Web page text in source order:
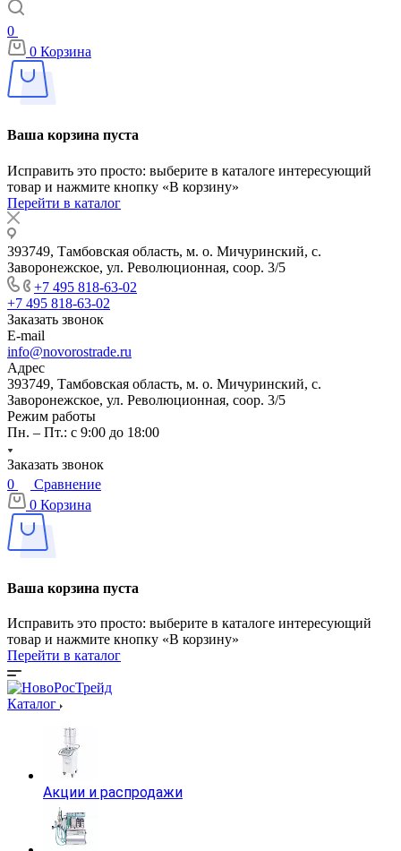
0
0 Корзина
Ваша корзина пуста
Исправить это просто: выберите в каталоге интересующий
товар и нажмите кнопку «В корзину»
Перейти в каталог
393749, Тамбовская область, м. о. Мичуринский, с.
Заворонежское, ул. Революционная, соор. 3/5
+7 495 818-63-02
+7 495 818-63-02
Заказать звонок
E-mail
info@novorostrade.ru
Адрес
393749, Тамбовская область, м. о. Мичуринский, с.
Заворонежское, ул. Революционная, соор. 3/5
Режим работы
Пн. – Пт.: с 9:00 до 18:00
Заказать звонок
0
Сравнение
0 Корзина
Ваша корзина пуста
Исправить это просто: выберите в каталоге интересующий
товар и нажмите кнопку «В корзину»
Перейти в каталог
Каталог
Акции и распродажи